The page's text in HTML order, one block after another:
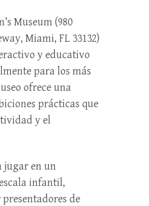
Museum (980
Miami, FL 33132)
y educativo
para los más
ofrece una
prácticas que
y el
jugar en un
infantil,
de